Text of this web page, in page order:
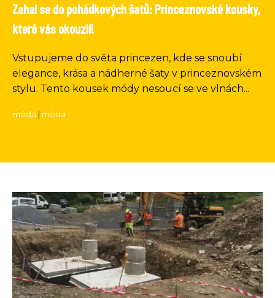
Zahal se do pohádkových šatů: Princeznovské kousky,
které vás okouzlí!
Vstupujeme do světa princezen, kde se snoubí
elegance, krása a nádherné šaty v princeznovském
stylu. Tento kousek módy nesoucí se ve vlnách...
móda móda